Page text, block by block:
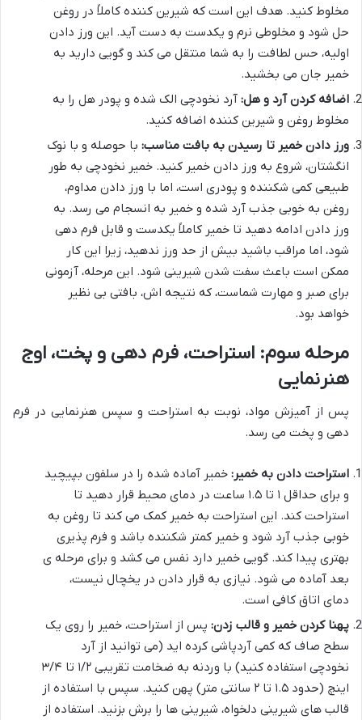
مخلوط کنید. هدف این است که شیرین کننده کاملاً در روغن
حل شود و مخلوطی نرم و یکدست به دست آید. این ورز دادن
اولیه، حس لطافت را به شما منتقل می کند و گویی دارید به
خمیر جان می بخشید.
اضافه کردن آرد و هل: آرد نخودچی الک شده و پودر هل را به
مخلوط روغن و شیرین کننده اضافه کنید.
ورز دادن خمیر تا رسیدن به بافت مناسب: با حوصله و با نوک
انگشتان، شروع به ورز دادن خمیر کنید. خمیر نخودچی به طور
طبیعی کمی شکننده و پودری است، اما با ورز دادن مداوم،
روغن به خوبی جذب آرد شده و خمیر به انسجام می رسد. به
ورز دادن ادامه دهید تا خمیر کاملاً یکدست و قابل فرم دهی
شود، اما مراقب باشید بیش از حد ورز ندهید، زیرا این کار
ممکن است باعث سفت شدن شیرینی شود. این مرحله، آزمونی
برای صبر و مهارت شماست، که نتیجه اش، بافتی بی نظیر
خواهد بود.
مرحله سوم: استراحت، فرم دهی و پخت، اوج
هنرنمایی
پس از آمیزش مواد، نوبت به استراحت و سپس هنرنمایی در فرم
دهی و پخت می رسد.
استراحت دادن به خمیر: خمیر آماده شده را در سلفون بپیچید
و برای حداقل ۱ تا ۱.۵ ساعت در دمای محیط قرار دهید تا
استراحت کند. این استراحت به خمیر کمک می کند تا روغن به
خوبی جذب آرد شود و خمیر کمتر شکننده باشد و فرم پذیری
بهتری پیدا کند. گویی خمیر دارد نفس می کشد و برای مرحله ی
بعد آماده می شود. نیازی به قرار دادن در یخچال نیست،
دمای اتاق کافی است.
پهنا کردن خمیر و قالب زدن: پس از استراحت، خمیر را روی یک
سطح صاف که کمی آردپاشی کرده اید (می توانید از آرد
نخودچی استفاده کنید) با وردنه به ضخامت تقریبی ۱/۲ تا ۳/۴
اینچ (حدود ۱.۵ تا ۲ سانتی متر) پهن کنید. سپس با استفاده از
قالب های شیرینی دلخواه، شیرینی ها را برش بزنید. استفاده از